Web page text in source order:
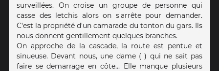
surveillées. On croise un groupe de personne qui
casse des letchis alors on s'arrête pour demander.
C'est la propriété d'un camarade du tonton du gars. Ils
nous donnent gentillement quelques branches.
On approche de la cascade, la route est pentue et
sinueuse. Devant nous, une dame ( ) qui ne sait pas
faire se demarrage en côte... Elle manque plusieurs